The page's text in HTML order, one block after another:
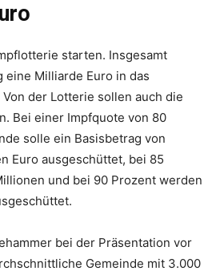
starten. Insgesamt
eine Milliarde Euro in das
der Lotterie sollen auch die
Bei einer Impfquote von 80
solle ein Basisbetrag von
Euro ausgeschüttet, bei 85
und bei 90 Prozent werden
bei der Präsentation vor
Gemeinde mit 3.000